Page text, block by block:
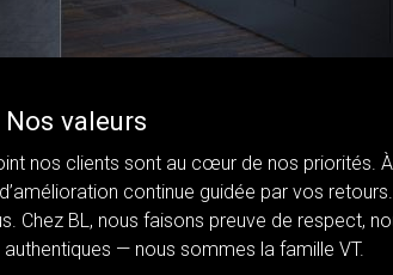
Nos valeurs
nos clients sont au cœur de nos priorités.
continue guidée par vos
Chez BL, nous faisons preuve de respect,
authentiques — nous sommes la famille VT.